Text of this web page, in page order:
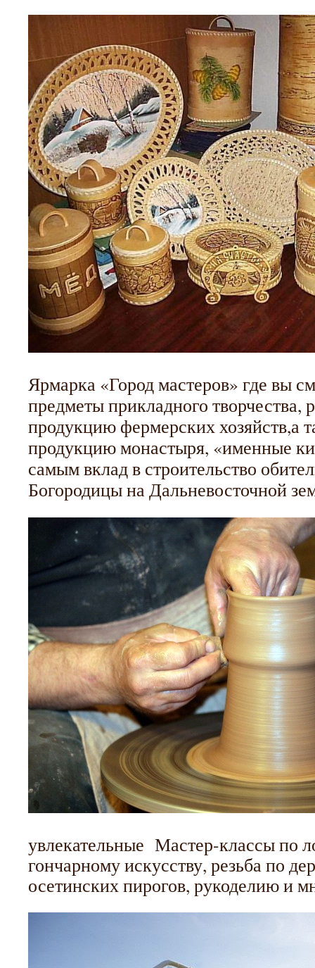
Ярмарка «Город мастеров» где вы
предметы прикладного творчества,
продукцию фермерских хозяйств,а
продукцию монастыря, «именные
самым вклад в строительство
Богородицы на Дальневосточной
увлекательные Мастер-классы по
гончарному искусству, резьба по
осетинских пирогов, рукоделию и